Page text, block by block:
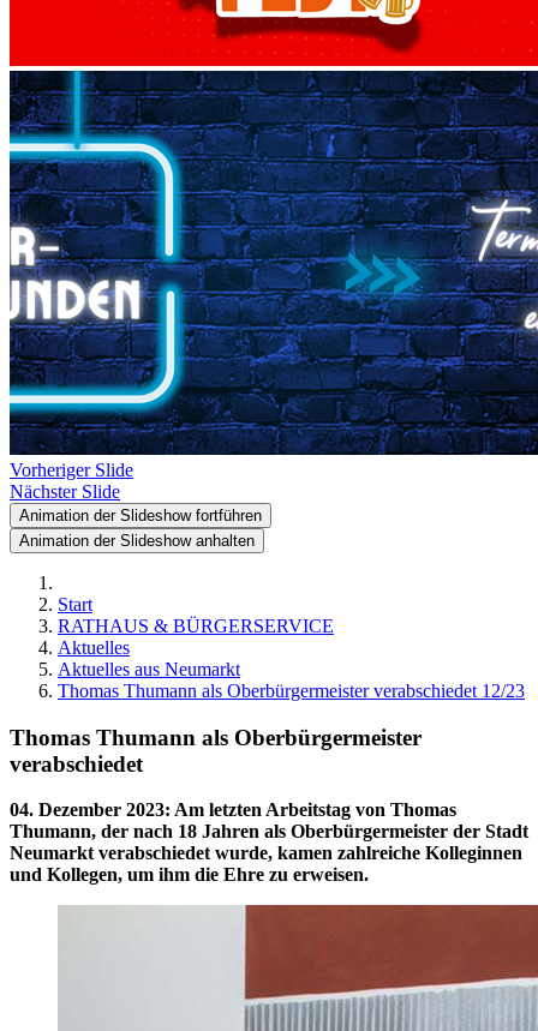
Vorheriger Slide
Nächster Slide
Animation der Slideshow fortführen
Animation der Slideshow anhalten
Start
RATHAUS & BÜRGERSERVICE
Aktuelles
Aktuelles aus Neumarkt
Thomas Thumann als Oberbürgermeister verabschiedet 12/23
Thomas Thumann als Oberbürgermeister
verabschiedet
04. Dezember 2023: Am letzten Arbeitstag von Thomas
Thumann, der nach 18 Jahren als Oberbürgermeister der Stadt
Neumarkt verabschiedet wurde, kamen zahlreiche Kolleginnen
und Kollegen, um ihm die Ehre zu erweisen.